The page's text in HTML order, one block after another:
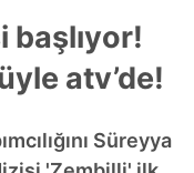
başlıyor!
atv’de!
Süreyya